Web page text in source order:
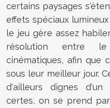
certains paysages
effets spéciaux
le jeu gère assez
résolution entre
cinématiques, afin que
sous leur meilleur jour.
d'ailleurs dignes d'un
certes, on se prend